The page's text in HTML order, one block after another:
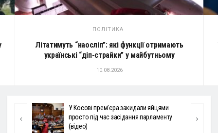
ПОЛІТИКА
Літатимуть “наосліп”: які функції отримають
українські “діп-страйки” у майбутньому
10.08.2026
У понеділок можливі короткочасні дощі
та грози лише в деяких регіонах, вдень до
+29°